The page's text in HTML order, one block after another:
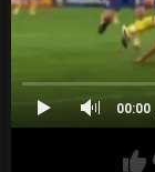
00:00